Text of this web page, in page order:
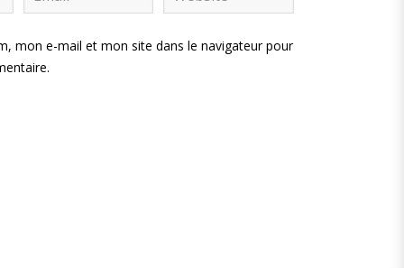
mon e-mail et mon site dans le navigateur pour